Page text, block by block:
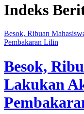
Indeks
Besok, Ribuan
Pembakaran Lilin
Besok,
Lakukan